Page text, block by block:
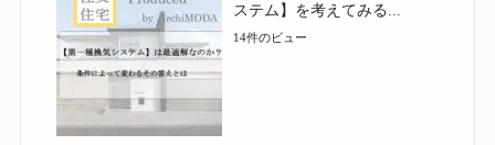
ステム】を考えてみる...
14件のビュー